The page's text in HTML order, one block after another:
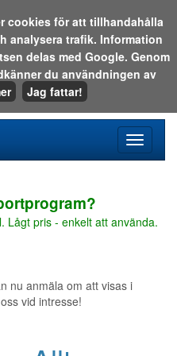
meny
Lågt pris - enkelt att använda.
nu anmäla om att visas i
vid intresse!
cookies för att tillhandahålla
analysera trafik. Information
delas med Google. Genom
du användningen av
Jag fattar!